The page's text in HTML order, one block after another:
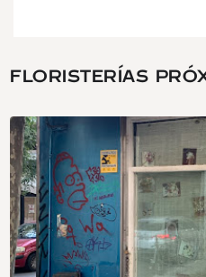
FLORISTERÍAS